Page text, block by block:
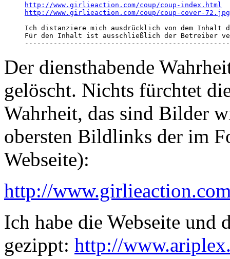
http://www.girlieaction.com/coup/coup-index.html
http://www.girlieaction.com/coup/coup-cover-72.jpg
Ich distanziere mich ausdrücklich von dem
Für den Inhalt ist ausschließlich der Betreiber
Der diensthabende
gelöscht. Nichts fürchtet
Wahrheit, das sind Bilder
obersten Bildlinks der im
Webseite):
http://
Ich habe die Webseite und
gezippt: http://